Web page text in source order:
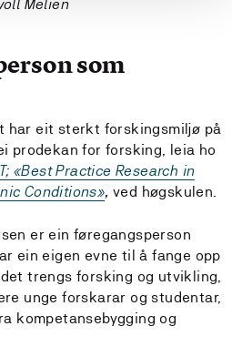
Melien
som
har eit sterkt forskingsmiljø på
prodekan for forsking, leia ho
«Best Practice Research in
Conditions»,ved høgskulen.
er ein føregangsperson
ein eigen evne til å fange opp
trengs forsking og utvikling,
unge forskarar og studentar,
kompetansebygging og